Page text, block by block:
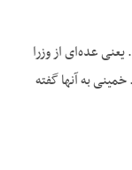
عده‌‌ای از وزرا
به آنها گفته